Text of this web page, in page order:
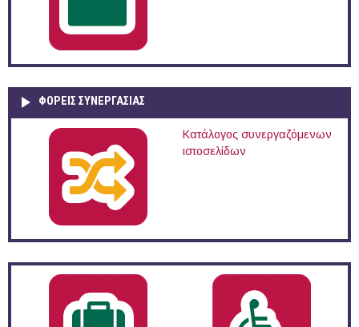
ΦΟΡΕΙΣ ΣΥΝΕΡΓΑΣΙΑΣ
Κατάλογος συνεργαζόμενων
ιστοσελίδων